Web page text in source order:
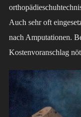
Auch sehr oft
nach Amputationen.
Kostenvoranschlag